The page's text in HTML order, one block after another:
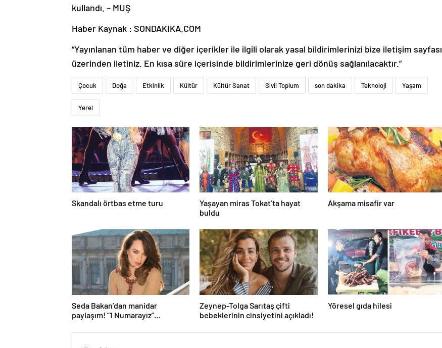
kullandı. – MUŞ
Haber Kaynak : SONDAKIKA.COM
“Yayınlanan tüm haber ve diğer içerikler ile ilgili olarak yasal bildirimlerinizi bize iletişim sayfası
üzerinden iletiniz. En kısa süre içerisinde bildirimlerinize geri dönüş sağlanılacaktır.”
Çocuk Doğa Etkinlik Kültür Kültür Sanat Sivil Toplum son dakika Teknoloji Yaşam
Yerel
Skandalı örtbas etme turu
Yaşayan miras Tokat’ta hayat
buldu
Akşama misafir var
Seda Bakan’dan manidar
paylaşım! “1 Numarayız”
gönderme gündeme bomba gibi
Zeynep-Tolga Sarıtaş çifti
bebeklerinin cinsiyetini açıkladı!
Yöresel gıda hilesi